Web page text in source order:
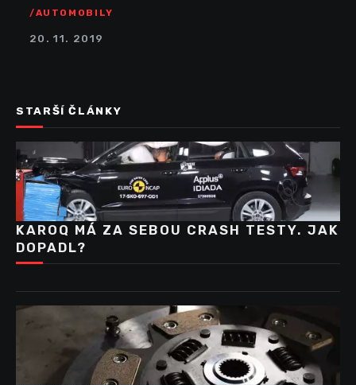
AUTOMOBILY
20. 11. 2019
STARŠÍ ČLÁNKY
KAROQ MÁ ZA SEBOU CRASH TESTY. JAK
DOPADL?